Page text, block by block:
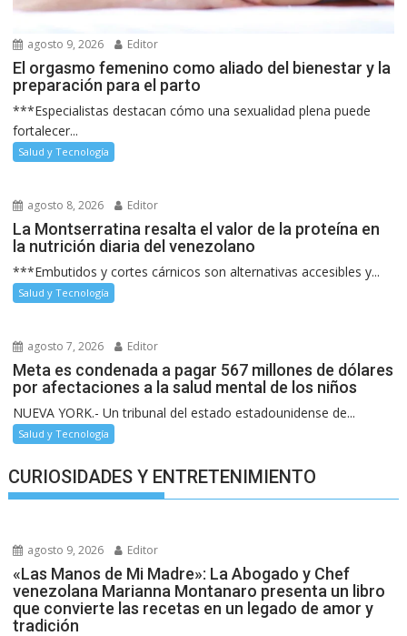
agosto 9, 2026 Editor
El orgasmo femenino como aliado del bienestar y la
preparación para el parto
***Especialistas destacan cómo una sexualidad plena puede
fortalecer...
Salud y Tecnología
agosto 8, 2026 Editor
La Montserratina resalta el valor de la proteína en
la nutrición diaria del venezolano
***Embutidos y cortes cárnicos son alternativas accesibles y...
Salud y Tecnología
agosto 7, 2026 Editor
Meta es condenada a pagar 567 millones de dólares
por afectaciones a la salud mental de los niños
NUEVA YORK.- Un tribunal del estado estadounidense de...
Salud y Tecnología
CURIOSIDADES Y ENTRETENIMIENTO
agosto 9, 2026 Editor
«Las Manos de Mi Madre»: La Abogado y Chef
venezolana Marianna Montanaro presenta un libro
que convierte las recetas en un legado de amor y
tradición